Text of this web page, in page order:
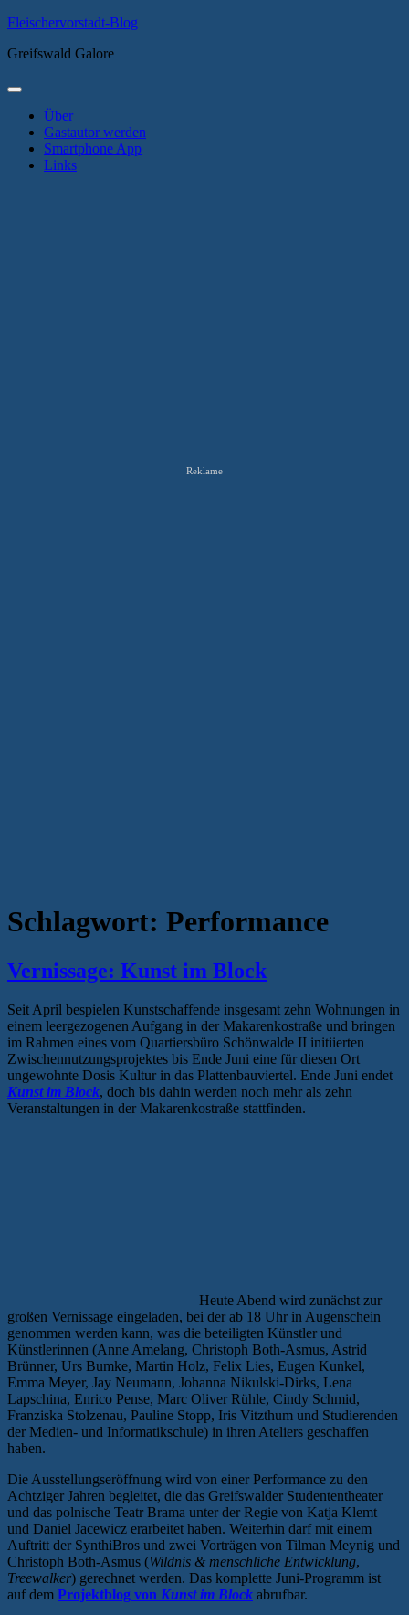
Zum
springen
Fleischervorstadt-Blog
Greifswald Galore
Primäres
Über
Gastautor werden
Smartphone App
Links
Reklame
Schlagwort: Performance
Vernissage: Kunst im Block
Seit April bespielen Kunstschaffende insgesamt zehn Wohnungen in
einem leergezogenen Aufgang in der Makarenkostraße und bringen
im Rahmen eines vom Quartiersbüro Schönwalde II initiierten
Zwischennutzungsprojektes bis Ende Juni eine für diesen Ort
ungewohnte Dosis Kultur in das Plattenbauviertel. Ende Juni endet
Kunst im Block, doch bis dahin werden noch mehr als zehn
Veranstaltungen in der Makarenkostraße stattfinden.
Heute Abend wird zunächst zur
großen Vernissage eingeladen, bei der ab 18 Uhr in Augenschein
genommen werden kann, was die beteiligten Künstler und
Künstlerinnen (Anne Amelang, Christoph Both-Asmus, Astrid
Brünner, Urs Bumke, Martin Holz, Felix Lies, Eugen Kunkel,
Emma Meyer, Jay Neumann, Johanna Nikulski-Dirks, Lena
Lapschina, Enrico Pense, Marc Oliver Rühle, Cindy Schmid,
Franziska Stolzenau, Pauline Stopp, Iris Vitzthum und Studierenden
der Medien- und Informatikschule) in ihren Ateliers geschaffen
haben.
Die Ausstellungseröffnung wird von einer Performance zu den
Achtziger Jahren begleitet, die das Greifswalder Studententheater
und das polnische Teatr Brama unter der Regie von Katja Klemt
und Daniel Jacewicz erarbeitet haben. Weiterhin darf mit einem
Auftritt der SynthiBros und zwei Vorträgen von Tilman Meynig und
Christoph Both-Asmus (Wildnis & menschliche Entwicklung,
Treewalker) gerechnet werden. Das komplette Juni-Programm ist
auf dem Projektblog von Kunst im Block abrufbar.